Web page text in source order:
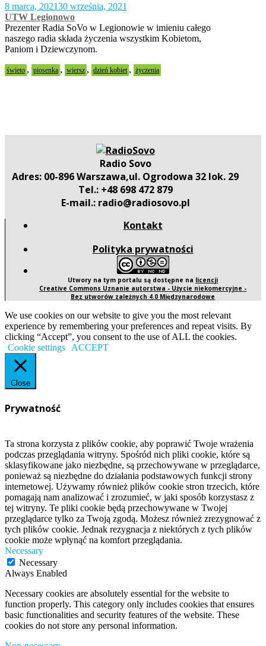
8 marca, 202130 września, 2021
UTW Legionowo
Prezenter Radia SoVo w Legionowie w imieniu całego
naszego radia składa życzenia wszystkim Kobietom,
Paniom i Dziewczynom.
świeto , piosenka , wiersz , dzień kobiet , życzenia
Radio Sovo
Adres: 00-896 Warszawa,ul. Ogrodowa 32 lok. 29
Tel.: +48 698 472 879
E-mail.: radio@radiosovo.pl
Kontakt
Polityka prywatności
Utwory na tym portalu są dostępne na licencji
Creative Commons Uznanie autorstwa - Użycie niekomercyjne -
Bez utworów zależnych 4.0 Międzynarodowe
We use cookies on our website to give you the most relevant
experience by remembering your preferences and repeat visits. By
clicking “Accept”, you consent to the use of ALL the cookies.
Cookie settings
ACCEPT
Close
Prywatność
Ta strona korzysta z plików cookie, aby poprawić Twoje wrażenia
podczas przeglądania witryny. Spośród nich pliki cookie, które są
sklasyfikowane jako niezbędne, są przechowywane w przeglądarce,
ponieważ są niezbędne do działania podstawowych funkcji strony
internetowej. Używamy również plików cookie stron trzecich, które
pomagają nam analizować i zrozumieć, w jaki sposób korzystasz z
tej witryny. Te pliki cookie będą przechowywane w Twojej
przeglądarce tylko za Twoją zgodą. Możesz również zrezygnować z
tych plików cookie. Jednak rezygnacja z niektórych z tych plików
cookie może wpłynąć na komfort przeglądania.
Necessary
Necessary
Always Enabled
Necessary cookies are absolutely essential for the website to
function properly. This category only includes cookies that ensures
basic functionalities and security features of the website. These
cookies do not store any personal information.